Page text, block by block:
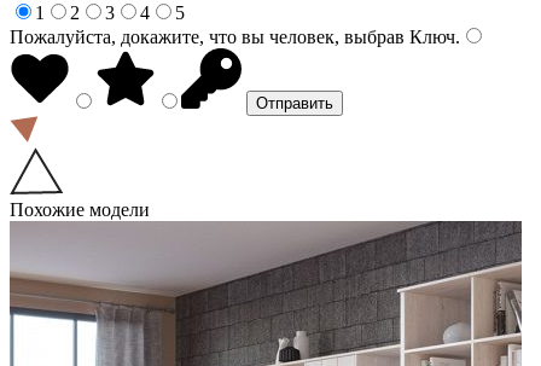
1
2 3 4
5
Пожалуйста, докажите, что вы человек, выбрав Ключ.
Похожие модели